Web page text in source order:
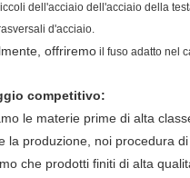
dell'acciaio dell'acciaio della
d'acciaio.
offriremo il fuso adatto nel
competitivo:
le materie prime di alta
la produzione, noi procedura
che prodotti finiti di alta